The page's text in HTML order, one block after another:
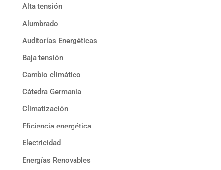
Alta tensión
Alumbrado
Auditorías Energéticas
Baja tensión
Cambio climático
Cátedra Germania
Climatización
Eficiencia energética
Electricidad
Energías Renovables